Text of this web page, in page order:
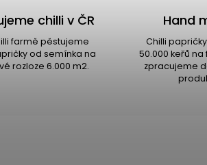
chilli v ČR
farmě pěstujeme
od semínka na
rozloze 6.000 m2.
Hand
Chilli
50.000 keřů
zpracujeme